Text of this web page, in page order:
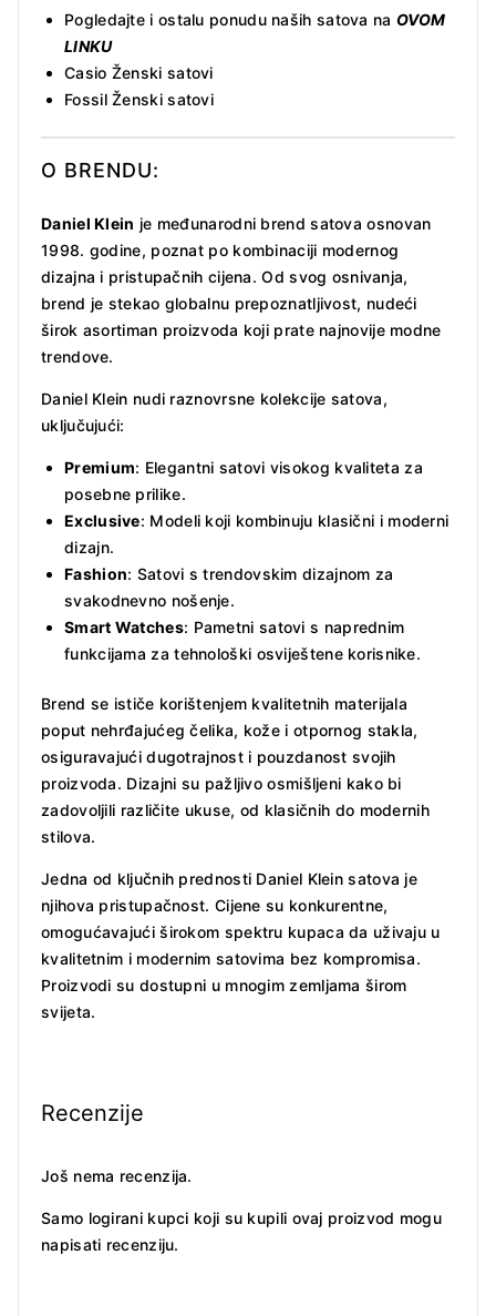
Pogledajte i ostalu ponudu naših satova na OVOM
LINKU
Casio Ženski satovi
Fossil Ženski satovi
O BRENDU:
Daniel Klein je međunarodni brend satova osnovan
1998. godine, poznat po kombinaciji modernog
dizajna i pristupačnih cijena. Od svog osnivanja,
brend je stekao globalnu prepoznatljivost, nudeći
širok asortiman proizvoda koji prate najnovije modne
trendove.
Daniel Klein nudi raznovrsne kolekcije satova,
uključujući:
Premium: Elegantni satovi visokog kvaliteta za
posebne prilike.
Exclusive: Modeli koji kombinuju klasični i moderni
dizajn.
Fashion: Satovi s trendovskim dizajnom za
svakodnevno nošenje.
Smart Watches: Pametni satovi s naprednim
funkcijama za tehnološki osviještene korisnike.
Brend se ističe korištenjem kvalitetnih materijala
poput nehrđajućeg čelika, kože i otpornog stakla,
osiguravajući dugotrajnost i pouzdanost svojih
proizvoda. Dizajni su pažljivo osmišljeni kako bi
zadovoljili različite ukuse, od klasičnih do modernih
stilova.
Jedna od ključnih prednosti Daniel Klein satova je
njihova pristupačnost. Cijene su konkurentne,
omogućavajući širokom spektru kupaca da uživaju u
kvalitetnim i modernim satovima bez kompromisa.
Proizvodi su dostupni u mnogim zemljama širom
svijeta.
Recenzije
Još nema recenzija.
Samo logirani kupci koji su kupili ovaj proizvod mogu
napisati recenziju.